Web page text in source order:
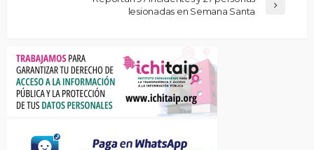
lesionadas en Semana Santa